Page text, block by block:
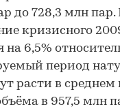
до 728,3 млн
кризисного
6,5%
период
расти в среднем
в 957,5 млн